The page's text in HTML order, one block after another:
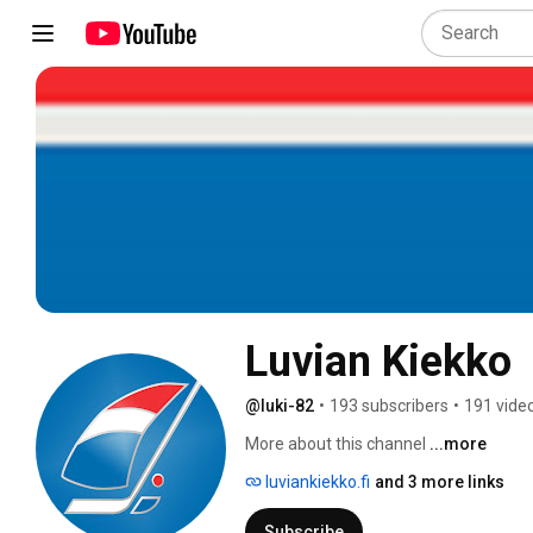
Luvian Kiekko
@luki-82 • 193 subscribers • 191
More about this channel ...more
luviankiekko.fi and 3 more links